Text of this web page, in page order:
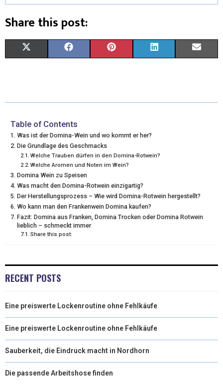
Share this post:
W
T
T
E
)
E
O
O
K
T
R
E
T
K I
Table of Contents
Was ist der Domina-Wein und wo kommt er her?
Die Grundlage des Geschmacks
Welche Trauben dürfen in den Domina-Rotwein?
Welche Aromen und Noten im Wein?
Domina Wein zu Speisen
Was macht den Domina-Rotwein einzigartig?
Der Herstellungsprozess – Wie wird Domina-Rotwein hergestellt?
Wo kann man den Frankenwein Domina kaufen?
Fazit: Domina aus Franken, Domina Trocken oder Domina Rotwein
lieblich – schmeckt immer
Share this post:
RECENT POSTS
Eine preiswerte Lockenroutine ohne Fehlkäufe
Eine preiswerte Lockenroutine ohne Fehlkäufe
Sauberkeit, die Eindruck macht in Nordhorn
Die passende Arbeitshose finden